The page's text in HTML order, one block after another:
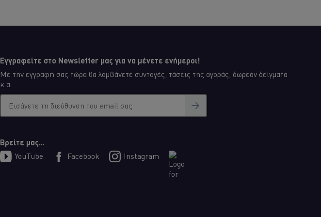
Εγγραφείτε στο Newsletter μας για να μένετε ενήμεροι!
Με την εγγραφή σας τώρα θα λαμβάνετε συνταγές, τάσεις της αγοράς, δωρεάν δείγματα
κ.α.
Εισάγετε τη διεύθυνση του email σας
Βρείτε μας...
YouTube
Facebook Instagram